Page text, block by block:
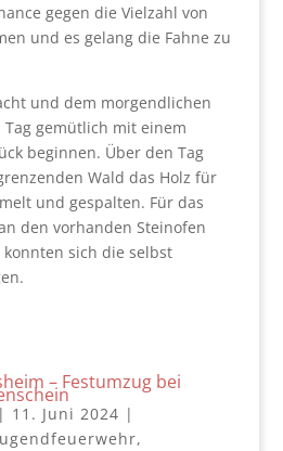
gegen die Vielzahl von
und es gelang die Fahne zu
und dem morgendlichen
gemütlich mit einem
beginnen. Über den Tag
Wald das Holz für
und gespalten. Für das
den vorhanden Steinofen
sich die selbst
– Festumzug bei
| 11. Juni 2024 |
,